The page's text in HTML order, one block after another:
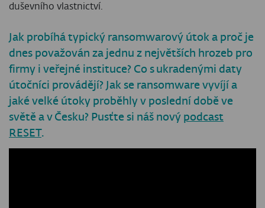
duševního vlastnictví.
Jak probíhá typický ransomwarový útok a proč je
dnes považován za jednu z největších hrozeb pro
firmy i veřejné instituce? Co s ukradenými daty
útočníci provádějí? Jak se ransomware vyvíjí a
jaké velké útoky proběhly v poslední době ve
světě a v Česku? Pusťte si náš nový podcast
RESET.